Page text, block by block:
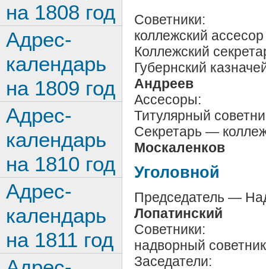
Советники:
коллежский
Коллежский
Губернский
Андреев
Ассесоры:
Титулярный
Секретарь —
Москаленков
Уголовной
Председатель —
Лопатинский
Советники:
надворный советник
Заседатели:
на 1808 год
Адрес-
календарь
на 1809 год
Адрес-
календарь
на 1810 год
Адрес-
календарь
на 1811 год